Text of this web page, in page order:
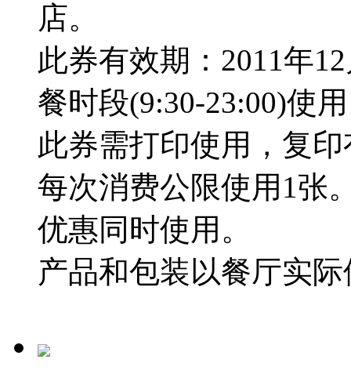
店。
此券有效期：2011年
餐时段(9:30-23:00)使
此券需打印使用，复
每次消费公限使用1张
优惠同时使用。
产品和包装以餐厅实